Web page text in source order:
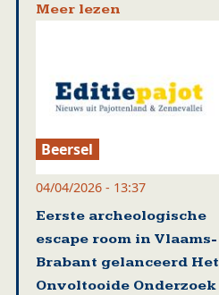
Meer lezen
Beersel
04/04/2026 - 13:37
Eerste archeologische
escape room in Vlaams-
Brabant gelanceerd Het
Onvoltooide Onderzoek